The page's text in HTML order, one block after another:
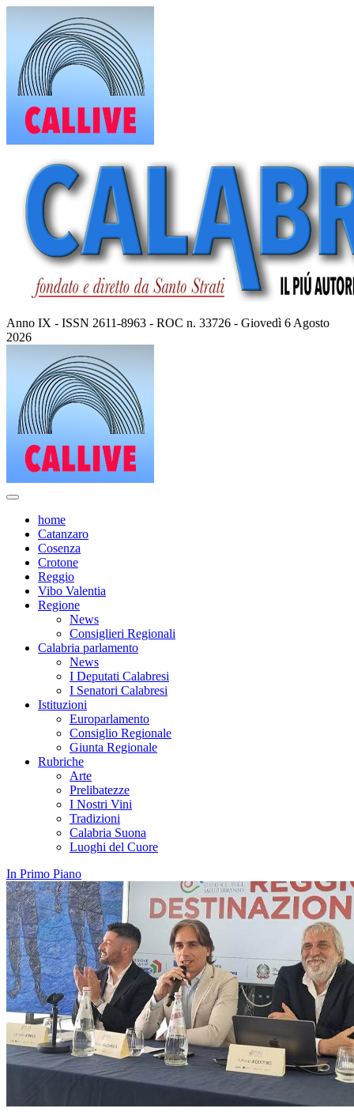
contenuto
Anno IX - ISSN 2611-8963 - ROC n. 33726 - Giovedì 6 Agosto
2026
home
Catanzaro
Cosenza
Crotone
Reggio
Vibo Valentia
Regione
News
Consiglieri Regionali
Calabria parlamento
News
I Deputati Calabresi
I Senatori Calabresi
Istituzioni
Europarlamento
Consiglio Regionale
Giunta Regionale
Rubriche
Arte
Prelibatezze
I Nostri Vini
Tradizioni
Calabria Suona
Luoghi del Cuore
In Primo Piano